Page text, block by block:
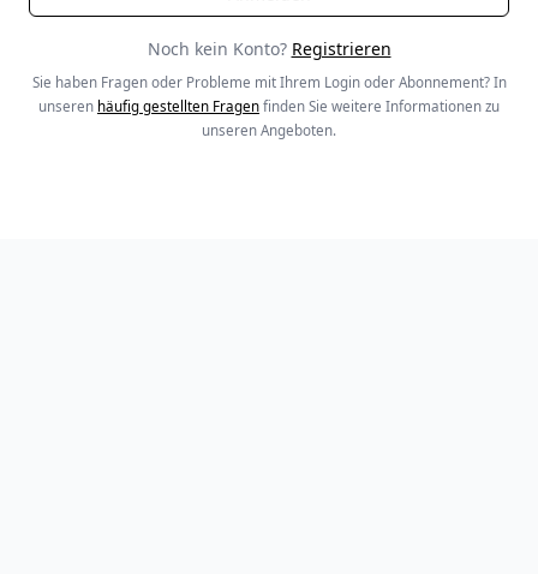
Noch kein Konto? Registrieren
Sie haben Fragen oder Probleme mit Ihrem Login oder Abonnement? In
unseren häufig gestellten Fragen finden Sie weitere Informationen zu
unseren Angeboten.